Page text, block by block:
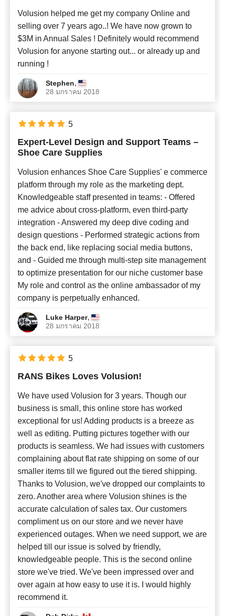
Volusion helped me get my company Online and
selling over 7 years ago..! We have now grown to
$3M in Annual Sales ! Definitely would recommend
Volusion for anyone starting out... or already up and
running !
Stephen,
28 มกราคม 2018
Expert-Level Design and Support Teams –
Shoe Care Supplies
Volusion enhances Shoe Care Supplies' e commerce
platform through my role as the marketing dept.
Knowledgeable staff presented in teams: - Offered
me advice about cross-platform, even third-party
integration - Answered my deep dive coding and
design questions - Performed strategic actions from
the back end, like replacing social media buttons,
and - Guided me through multi-step site management
to optimize presentation for our niche customer base
My role and control as the online ambassador of my
company is perpetually enhanced.
Luke Harper,
28 มกราคม 2018
5
RANS Bikes Loves Volusion!
We have used Volusion for 3 years. Though our
business is small, this online store has worked
exceptional for us! Adding products is a breeze as
well as editing. Putting pictures together with our
products is seamless. We had issues with customers
complaining about flat rate shipping on some of our
smaller items till we figured out the tiered shipping.
Thanks to Volusion, we've dropped our complaints to
zero. Another area where Volusion shines is the
accurate calculation of sales tax. Our customers
compliment us on our store and we never have
experienced outages. When we need support, we are
helped till our issue is solved by friendly,
knowledgeable people. This is the second online
store we've tried. We've been impressed over and
over again at how easy to use it is. I would highly
recommend it.
5